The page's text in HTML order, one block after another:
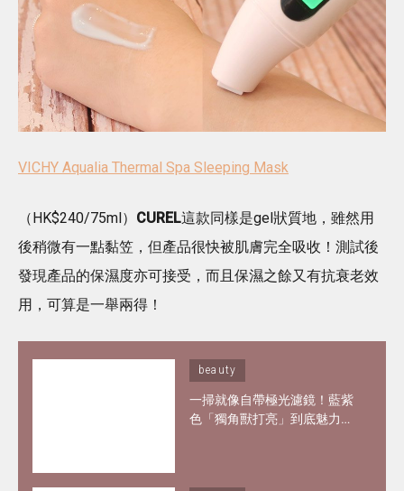
VICHY Aqualia Thermal Spa Sleeping Mask
（HK$240/75ml） CUREL這款同樣是gel狀質地，雖然用
後稍微有一點黏笠，但產品很快被肌膚完全吸收！測試後
發現產品的保濕度亦可接受，而且保濕之餘又有抗衰老效
用，可算是一舉兩得！
beauty
一掃就像自帶極光濾鏡！藍紫
色「獨角獸打亮」到底魅力何